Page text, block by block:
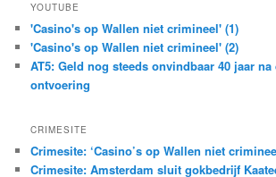
YOUTUBE
'Casino's op Wallen niet crimineel' (1)
'Casino's op Wallen niet crimineel' (2)
AT5: Geld nog steeds onvindbaar 40 jaar na
ontvoering
CRIMESITE
Crimesite: ‘Casino’s op Wallen niet
Crimesite: Amsterdam sluit gokbedrijf